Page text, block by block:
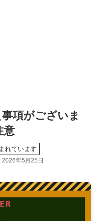
項がございま
意
れています
2026年5月25日